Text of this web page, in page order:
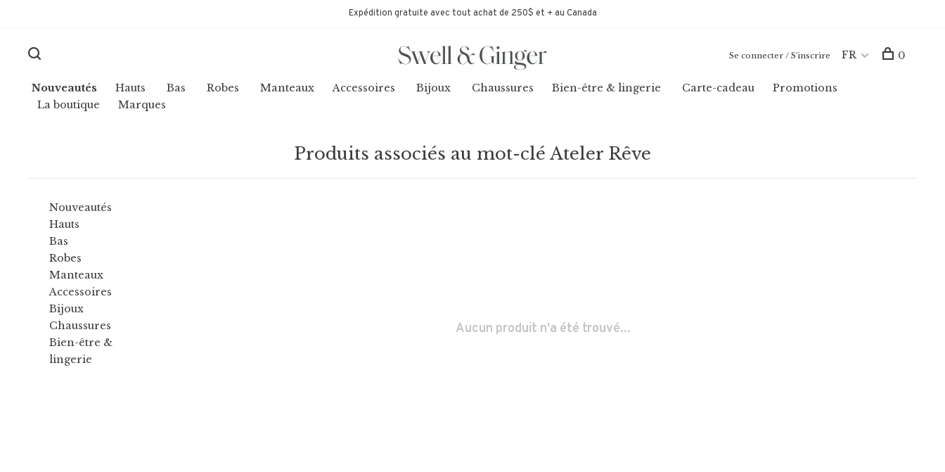
Expédition gratuite avec tout achat de 250$ et + au Canada
Nouveautés Hauts Bas Robes Manteaux Accessoires Bijoux Chaussures Bien-être & lingerie Carte-cadeau
Promotions
La boutique
Marques
Se connecter / S'inscrire FR 0
Produits associés au mot-clé Ateler Rêve
Nouveautés
Hauts
Bas
Robes
Manteaux
Accessoires
Bijoux
Chaussures
Bien-être &
lingerie
Aucun produit n'a été trouvé...